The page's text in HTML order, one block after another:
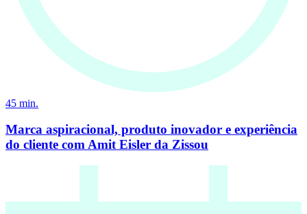
45 min.
Marca aspiracional, produto inovador e experiência
do cliente com Amit Eisler da Zissou